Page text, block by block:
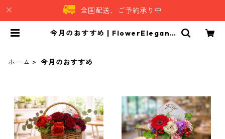
全国配送、ご予約承り中
今月のおすすめ | FlowerEleganc
ホーム 今月のおすすめ